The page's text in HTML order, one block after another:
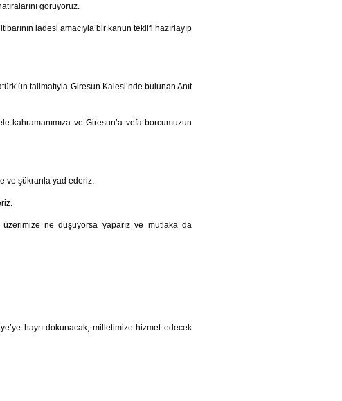
görüyoruz.
iadesi amacıyla bir kanun teklifi hazırlayıp
talimatıyla Giresun Kalesi’nde bulunan Anıt
kahramanımıza ve Giresun’a vefa borcumuzun
ve şükranla yad ederiz.
ne düşüyorsa yaparız ve mutlaka da
hayrı dokunacak, milletimize hizmet edecek